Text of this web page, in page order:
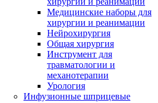
Медицинские наборы для
хирургии и реанимации
Нейрохирургия
Общая хирургия
Инструмент для
травматологии и
механотерапии
Урология
Инфузионные шприцевые